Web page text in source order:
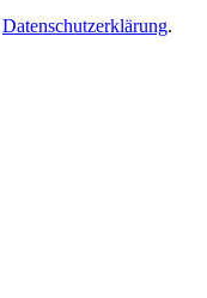
Datenschutzerklärung.